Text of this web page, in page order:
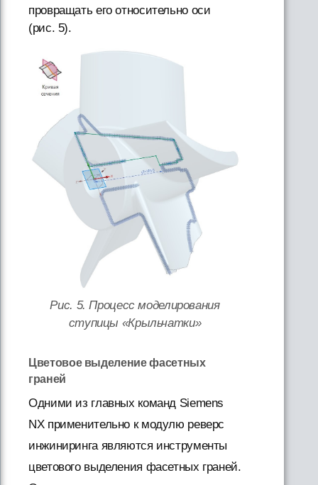
провращать его относительно оси
(рис. 5).
Рис. 5. Процесс моделирования
ступицы «Крыльчатки»
Цветовое выделение фасетных
граней
Одними из главных команд Siemens
NX применительно к модулю реверс
инжиниринга являются инструменты
цветового выделения фасетных граней.